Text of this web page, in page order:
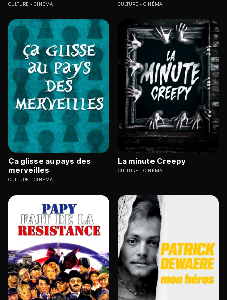
CULTURE CINÉMA CULTURE CINÉMA
Ça glisse au pays des
merveilles
CULTURE CINÉMA
La minute Creepy
CULTURE CINÉMA